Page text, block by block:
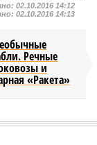
02.10.2016 14:12
02.10.2016 14:13
Речные
и
«Ракета»